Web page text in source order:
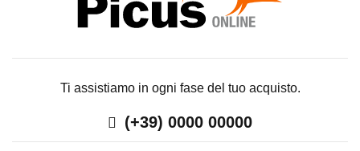
Ti assistiamo in ogni fase del tuo acquisto.
(+39) 0000 00000